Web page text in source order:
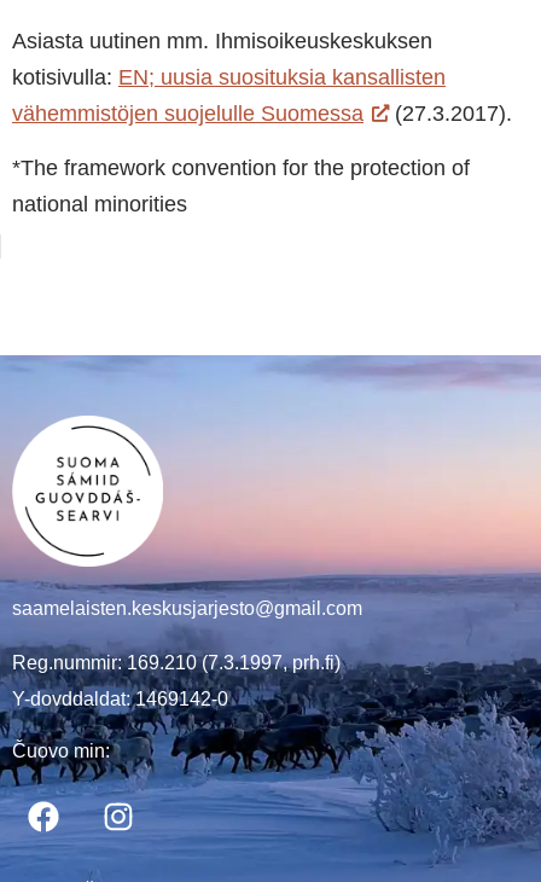
Asiasta uutinen mm. Ihmisoikeuskeskuksen
kotisivulla: EN; uusia suosituksia kansallisten
vähemmistöjen suojelulle Suomessa
(27.3.2017).
*The framework convention for the protection of
national minorities
saamelaisten.keskusjarjesto@gmail.com
Reg.nummir: 169.210 (7.3.1997, prh.fi)
Y-dovddaldat: 1469142-0
Čuovo min: